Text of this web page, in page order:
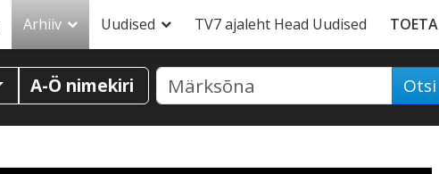
Arhiiv Uudised TV7 ajaleht Head Uudised TOETA
A-Ö nimekiri Otsi